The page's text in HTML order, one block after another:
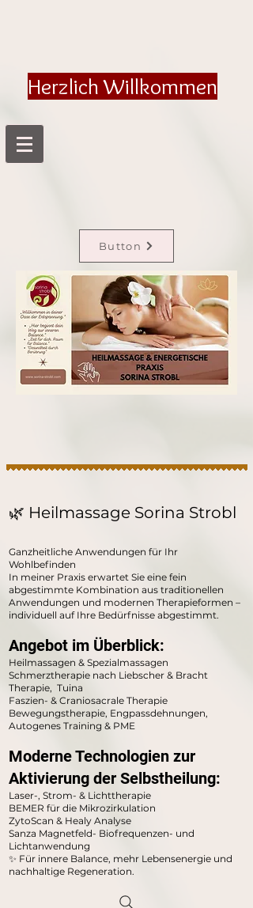
Herzlich Willkommen
Button
🌿 Heilmassage Sorina Strobl
Ganzheitliche Anwendungen für Ihr
Wohlbefinden
In meiner Praxis erwartet Sie eine fein
abgestimmte Kombination aus traditionellen
Anwendungen und modernen Therapieformen –
individuell auf Ihre Bedürfnisse abgestimmt.
Angebot im Überblick:
Heilmassagen & Spezialmassagen
Schmerztherapie nach Liebscher & Bracht
Therapie, Tuina
Faszien- & Craniosacrale Therapie
Bewegungstherapie, Engpassdehnungen,
Autogenes Training & PME
Moderne Technologien zur
Aktivierung der Selbstheilung:
Laser-, Strom- & Lichttherapie
BEMER für die Mikrozirkulation
ZytoScan & Healy Analyse
Sanza Magnetfeld- Biofrequenzen- und
Lichtanwendung
✨ Für innere Balance, mehr Lebensenergie und
nachhaltige Regeneration.